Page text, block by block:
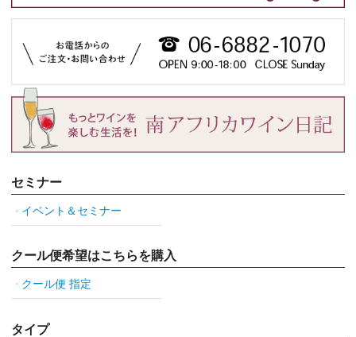
セミナー
イベント＆セミナー
クール便希望はこちらを購入
クール便 指定
タイプ